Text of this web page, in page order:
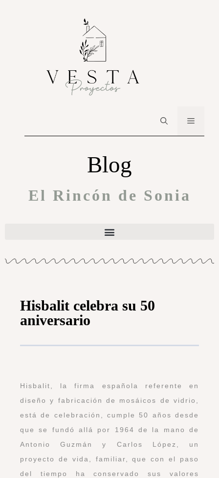
Blog
El Rincón de Sonia
Hisbalit celebra su 50
aniversario
Hisbalit, la firma española referente en
diseño y fabricación de mosáicos de vidrio,
está de celebración, cumple 50 años desde
que se fundó allá por 1964 de la mano de
Antonio Guzmán y Carlos López, un
proyecto de vida, familiar, que con el paso
del tiempo ha conservado sus valores